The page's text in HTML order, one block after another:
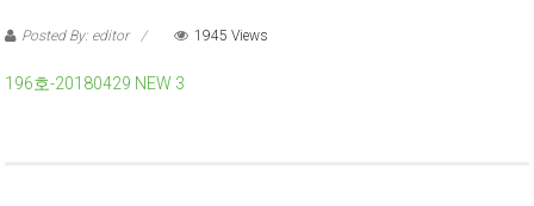
Posted By: editor 1945 Views
196호-20180429 NEW 3